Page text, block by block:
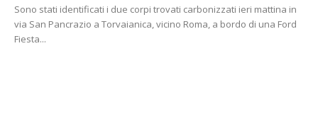
Sono stati identificati i due corpi trovati carbonizzati ieri mattina in
via San Pancrazio a Torvaianica, vicino Roma, a bordo di una Ford
Fiesta...